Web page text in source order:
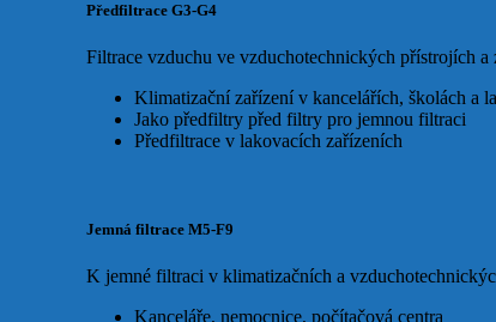
Předfiltrace G3-G4
Filtrace vzduchu ve vzduchotechnických přístrojích a
Klimatizační zařízení v kancelářích, školách a
Jako předfiltry před filtry pro jemnou filtraci
Předfiltrace v lakovacích zařízeních
Jemná filtrace M5-F9
K jemné filtraci v klimatizačních a
Kanceláře, nemocnice, počítačová centra